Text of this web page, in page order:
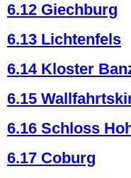
6.12 Giechburg
6.13 Lichtenfels
6.14 Kloster
6.15
6.16 Schloss
6.17 Coburg